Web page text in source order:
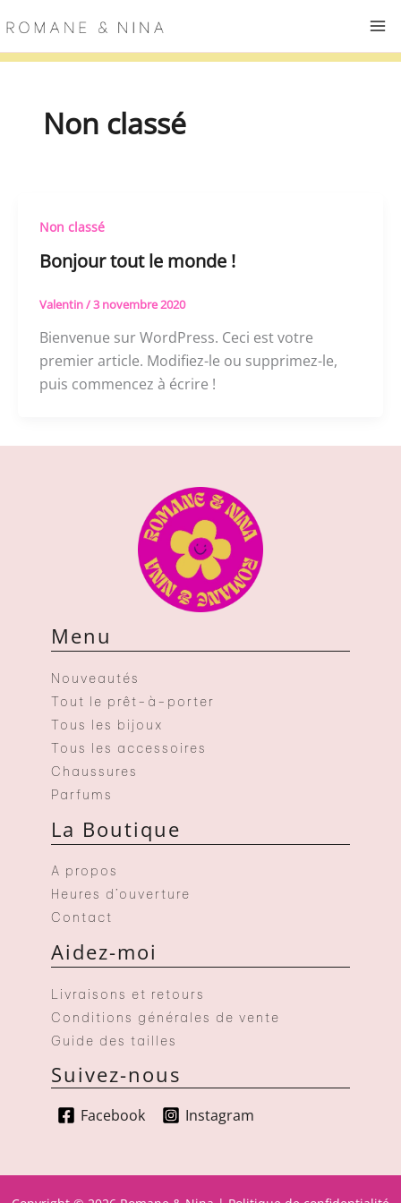
au
contenu
Non classé
Non classé
Bonjour tout le monde !
Valentin/3 novembre 2020
Bienvenue sur WordPress. Ceci est votre
premier article. Modifiez-le ou supprimez-le,
puis commencez à écrire !
Menu
Nouveautés
Tout le prêt-à-porter
Tous les bijoux
Tous les accessoires
Chaussures
Parfums
La Boutique
A propos
Heures d’ouverture
Contact
Aidez-moi
Livraisons et retours
Conditions générales de vente
Guide des tailles
Suivez-nous
Facebook Instagram